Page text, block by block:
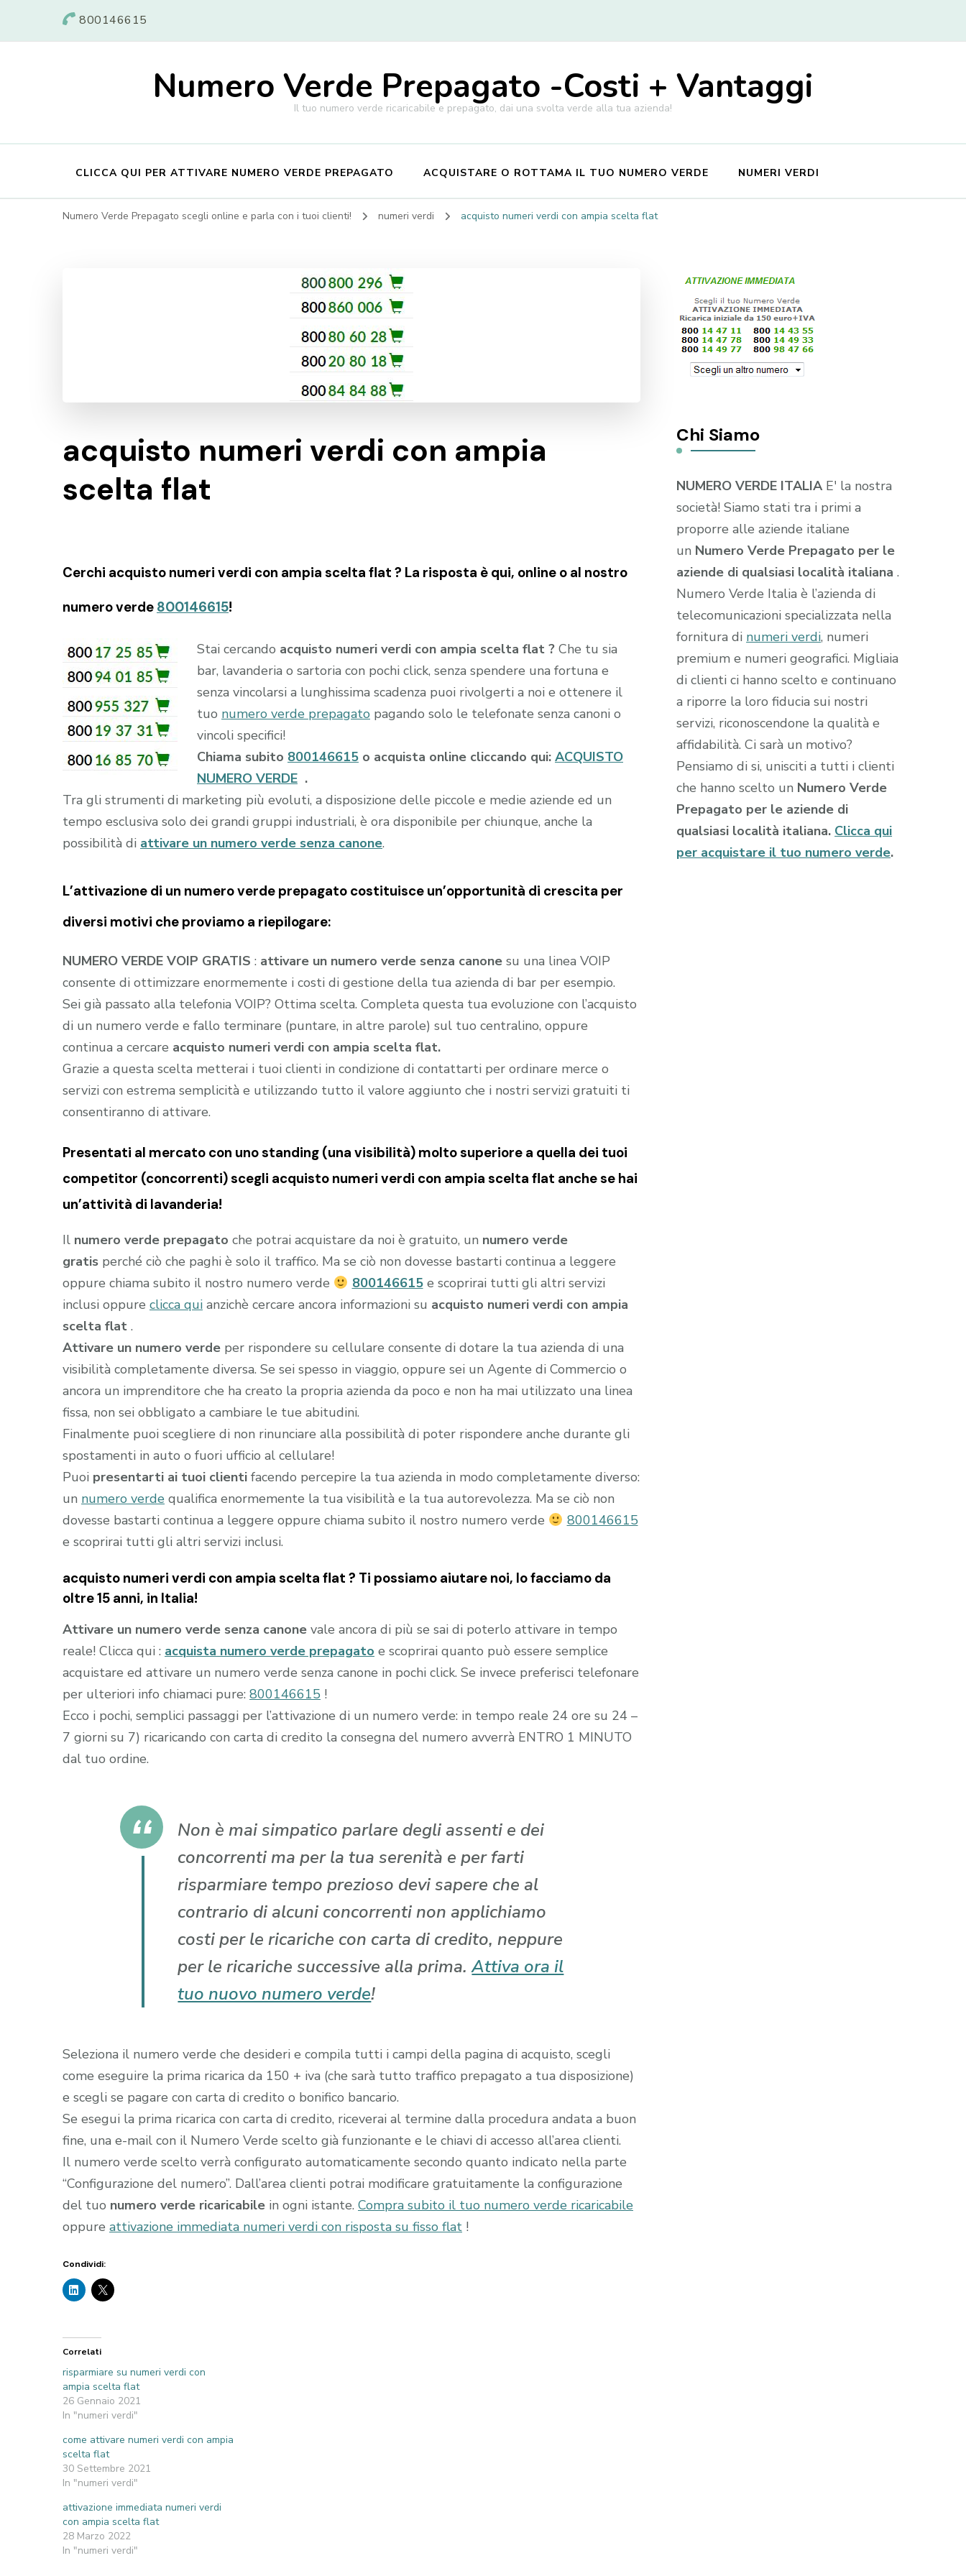
800146615
Numero Verde Prepagato -Costi + Vantaggi
Il tuo numero verde ricaricabile e prepagato, dai una svolta verde alla tua azienda!
CLICCA QUI PER ATTIVARE NUMERO VERDE PREPAGATO ACQUISTARE O ROTTAMA IL TUO NUMERO VERDE NUMERI VERDI
Numero Verde Prepagato scegli online e parla con i tuoi clienti! numeri verdi acquisto numeri verdi con ampia scelta flat
acquisto numeri verdi con ampia
scelta flat
Cerchi acquisto numeri verdi con ampia scelta flat ? La risposta è qui, online o al nostro
numero verde 800146615!
Stai cercando acquisto numeri verdi con ampia scelta flat ? Che tu sia
bar, lavanderia o sartoria con pochi click, senza spendere una fortuna e
senza vincolarsi a lunghissima scadenza puoi rivolgerti a noi e ottenere il
tuo numero verde prepagato pagando solo le telefonate senza canoni o
vincoli specifici!
Chiama subito 800146615 o acquista online cliccando qui: ACQUISTO
NUMERO VERDE .
Tra gli strumenti di marketing più evoluti, a disposizione delle piccole e medie aziende ed un
tempo esclusiva solo dei grandi gruppi industriali, è ora disponibile per chiunque, anche la
possibilità di attivare un numero verde senza canone.
L’attivazione di un numero verde prepagato costituisce un’opportunità di crescita per
diversi motivi che proviamo a riepilogare:
NUMERO VERDE VOIP GRATIS : attivare un numero verde senza canone su una linea VOIP
consente di ottimizzare enormemente i costi di gestione della tua azienda di bar per esempio.
Sei già passato alla telefonia VOIP? Ottima scelta. Completa questa tua evoluzione con l’acquisto
di un numero verde e fallo terminare (puntare, in altre parole) sul tuo centralino, oppure
continua a cercare acquisto numeri verdi con ampia scelta flat.
Grazie a questa scelta metterai i tuoi clienti in condizione di contattarti per ordinare merce o
servizi con estrema semplicità e utilizzando tutto il valore aggiunto che i nostri servizi gratuiti ti
consentiranno di attivare.
Presentati al mercato con uno standing (una visibilità) molto superiore a quella dei tuoi
competitor (concorrenti) scegli acquisto numeri verdi con ampia scelta flat anche se hai
un’attività di lavanderia!
Il numero verde prepagato che potrai acquistare da noi è gratuito, un numero verde
gratis perché ciò che paghi è solo il traffico. Ma se ciò non dovesse bastarti continua a leggere
oppure chiama subito il nostro numero verde
800146615e scoprirai tutti gli altri servizi
inclusi oppure clicca qui anzichè cercare ancora informazioni su acquisto numeri verdi con ampia
scelta flat .
Attivare un numero verde per rispondere su cellulare consente di dotare la tua azienda di una
visibilità completamente diversa. Se sei spesso in viaggio, oppure sei un Agente di Commercio o
ancora un imprenditore che ha creato la propria azienda da poco e non ha mai utilizzato una linea
fissa, non sei obbligato a cambiare le tue abitudini.
Finalmente puoi scegliere di non rinunciare alla possibilità di poter rispondere anche durante gli
spostamenti in auto o fuori ufficio al cellulare!
Puoi presentarti ai tuoi clienti facendo percepire la tua azienda in modo completamente diverso:
un numero verde qualifica enormemente la tua visibilità e la tua autorevolezza. Ma se ciò non
dovesse bastarti continua a leggere oppure chiama subito il nostro numero verde
800146615
e scoprirai tutti gli altri servizi inclusi.
acquisto numeri verdi con ampia scelta flat ? Ti possiamo aiutare noi, lo facciamo da
oltre 15 anni, in Italia!
Attivare un numero verde senza canone vale ancora di più se sai di poterlo attivare in tempo
reale! Clicca qui : acquista numero verde prepagato e scoprirai quanto può essere semplice
acquistare ed attivare un numero verde senza canone in pochi click. Se invece preferisci telefonare
per ulteriori info chiamaci pure: 800146615 !
Ecco i pochi, semplici passaggi per l’attivazione di un numero verde: in tempo reale 24 ore su 24 –
7 giorni su 7) ricaricando con carta di credito la consegna del numero avverrà ENTRO 1 MINUTO
dal tuo ordine.
Non è mai simpatico parlare degli assenti e dei
concorrenti ma per la tua serenità e per farti
risparmiare tempo prezioso devi sapere che al
contrario di alcuni concorrenti non applichiamo
costi per le ricariche con carta di credito, neppure
per le ricariche successive alla prima.Attiva ora il
tuo nuovo numero verde!
Seleziona il numero verde che desideri e compila tutti i campi della pagina di acquisto, scegli
come eseguire la prima ricarica da 150 + iva (che sarà tutto traffico prepagato a tua disposizione)
e scegli se pagare con carta di credito o bonifico bancario.
Se esegui la prima ricarica con carta di credito, riceverai al termine dalla procedura andata a buon
fine, una e-mail con il Numero Verde scelto già funzionante e le chiavi di accesso all’area clienti.
Il numero verde scelto verrà configurato automaticamente secondo quanto indicato nella parte
“Configurazione del numero”. Dall’area clienti potrai modificare gratuitamente la configurazione
del tuo numero verde ricaricabile in ogni istante. Compra subito il tuo numero verde ricaricabile
oppure attivazione immediata numeri verdi con risposta su fisso flat !
Condividi:
Correlati
risparmiare su numeri verdi con
ampia scelta flat
26 Gennaio 2021
In "numeri verdi"
come attivare numeri verdi con ampia
scelta flat
30 Settembre 2021
In "numeri verdi"
attivazione immediata numeri verdi
con ampia scelta flat
28 Marzo 2022
In "numeri verdi"
Chi Siamo
NUMERO VERDE ITALIAE' la nostra
società! Siamo stati tra i primi a
proporre alle aziende italiane
un Numero Verde Prepagato per le
aziende di qualsiasi località italiana.
Numero Verde Italia è l’azienda di
telecomunicazioni specializzata nella
fornitura di numeri verdi, numeri
premium e numeri geografici. Migliaia
di clienti ci hanno scelto e continuano
a riporre la loro fiducia sui nostri
servizi, riconoscendone la qualità e
affidabilità. Ci sarà un motivo?
Pensiamo di si, unisciti a tutti i clienti
che hanno scelto un Numero Verde
Prepagato per le aziende di
qualsiasi località italiana. Clicca qui
per acquistare il tuo numero verde.